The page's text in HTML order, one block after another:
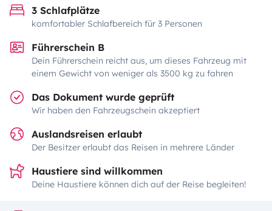
3 Schlafplätze
komfortabler Schlafbereich für 3 Personen
Führerschein B
Dein Führerschein reicht aus, um dieses Fahrzeug mit
einem Gewicht von weniger als 3500 kg zu fahren
Das Dokument wurde geprüft
Wir haben den Fahrzeugschein akzeptiert
Auslandsreisen erlaubt
Der Besitzer erlaubt das Reisen in mehrere Länder
Haustiere sind willkommen
Deine Haustiere können dich auf der Reise begleiten!